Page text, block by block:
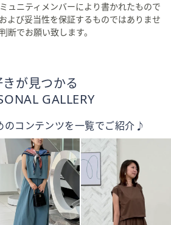
ュニティメンバーにより書かれたもので
よび妥当性を保証するものではありませ
断でお願い致します。
きが見つかる
GALLERY
のコンテンツを一覧でご紹介♪